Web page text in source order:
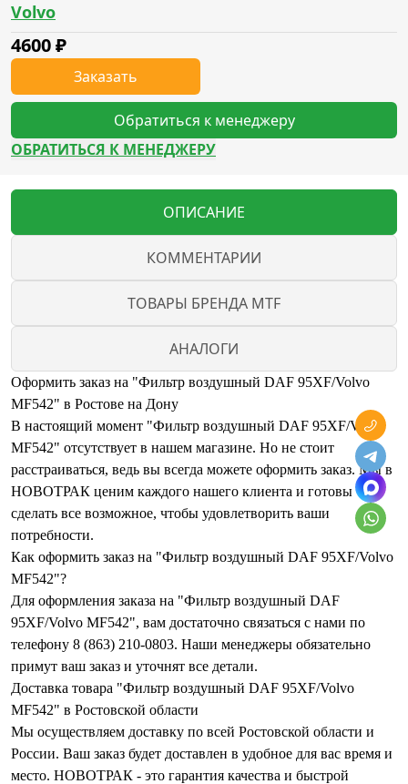
Volvo
4600₽
Заказать
Обратиться к менеджеру
ОБРАТИТЬСЯ К МЕНЕДЖЕРУ
ОПИСАНИЕ
КОММЕНТАРИИ
ТОВАРЫ БРЕНДА MTF
АНАЛОГИ
Оформить заказ на "Фильтр воздушный DAF 95XF/Volvo
MF542" в Ростове на Дону
В настоящий момент "Фильтр воздушный DAF 95XF/Volvo
MF542" отсутствует в нашем магазине. Но не стоит
расстраиваться, ведь вы всегда можете оформить заказ. Мы в
НОВОТРАК ценим каждого нашего клиента и готовы
сделать все возможное, чтобы удовлетворить ваши
потребности.
Как оформить заказ на "Фильтр воздушный DAF 95XF/Volvo
MF542"?
Для оформления заказа на "Фильтр воздушный DAF
95XF/Volvo MF542", вам достаточно связаться с нами по
телефону 8 (863) 210-0803. Наши менеджеры обязательно
примут ваш заказ и уточнят все детали.
Доставка товара "Фильтр воздушный DAF 95XF/Volvo
MF542" в Ростовской области
Мы осуществляем доставку по всей Ростовской области и
России. Ваш заказ будет доставлен в удобное для вас время и
место. НОВОТРАК - это гарантия качества и быстрой